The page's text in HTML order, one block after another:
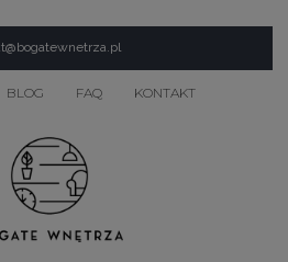
BLOG FAQ KONTAKT